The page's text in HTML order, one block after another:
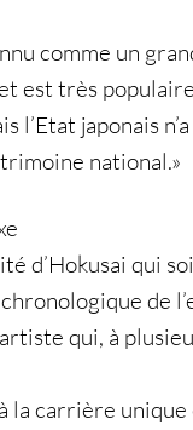
comme un
est très
l’Etat japonais
national.»
d’Hokusai qui
de
qui, à
la carrière